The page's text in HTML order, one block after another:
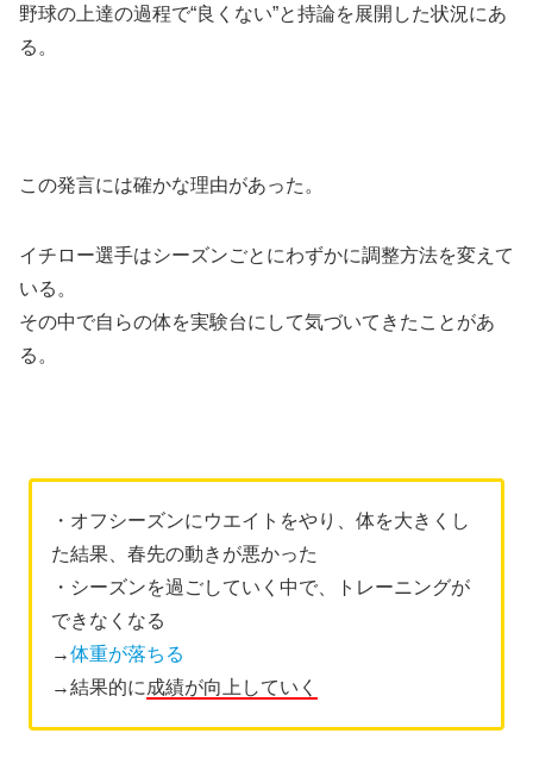
野球の上達の過程で“良くない”と持論を展開した状況にあ
る。
この発言には確かな理由があった。
イチロー選手はシーズンごとにわずかに調整方法を変えて
いる。
その中で自らの体を実験台にして気づいてきたことがあ
る。
・オフシーズンにウエイトをやり、体を大きくし
た結果、春先の動きが悪かった
・シーズンを過ごしていく中で、トレーニングが
できなくなる
→体重が落ちる
→結果的に 成績が向上していく